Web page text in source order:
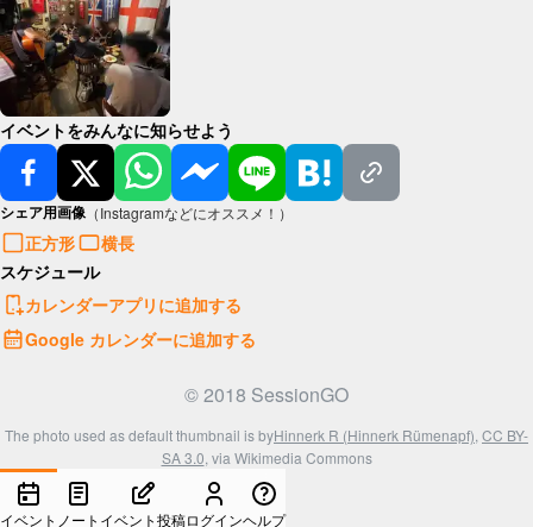
イベントをみんなに知らせよう
シェア用画像 （Instagramなどにオススメ！）
正方形
横長
スケジュール
カレンダーアプリに追加する
Google カレンダーに追加する
© 2018 SessionGO
The photo used as default thumbnail is byHinnerk R (Hinnerk Rümenapf), CC BY-
SA 3.0, via Wikimedia Commons
イベント ノート イベント投稿ログインヘルプ